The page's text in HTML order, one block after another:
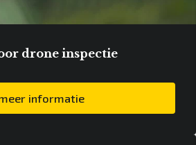
drone inspectie
informatie